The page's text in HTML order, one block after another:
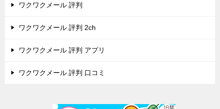
ワクワクメール 評判
ワクワクメール 評判 2ch
ワクワクメール 評判 アプリ
ワクワクメール 評判 口コミ